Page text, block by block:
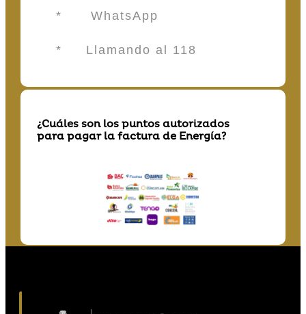
* WhatsApp
* Llamando al 118
¿Cuáles son los puntos autorizados
para pagar la factura de Energía?